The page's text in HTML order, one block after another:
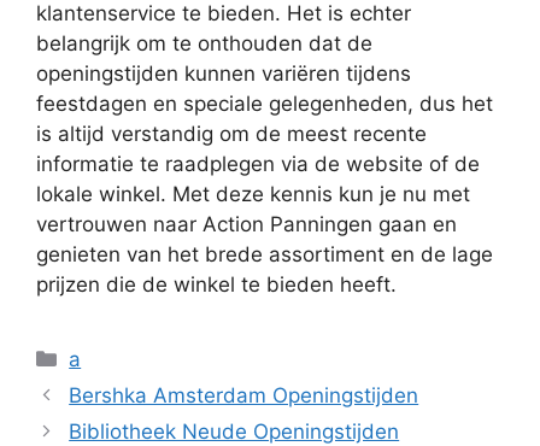
klantenservice te bieden. Het is echter
belangrijk om te onthouden dat de
openingstijden kunnen variëren tijdens
feestdagen en speciale gelegenheden, dus het
is altijd verstandig om de meest recente
informatie te raadplegen via de website of de
lokale winkel. Met deze kennis kun je nu met
vertrouwen naar Action Panningen gaan en
genieten van het brede assortiment en de lage
prijzen die de winkel te bieden heeft.
Categorieën
a
Bershka Amsterdam Openingstijden
Bibliotheek Neude Openingstijden